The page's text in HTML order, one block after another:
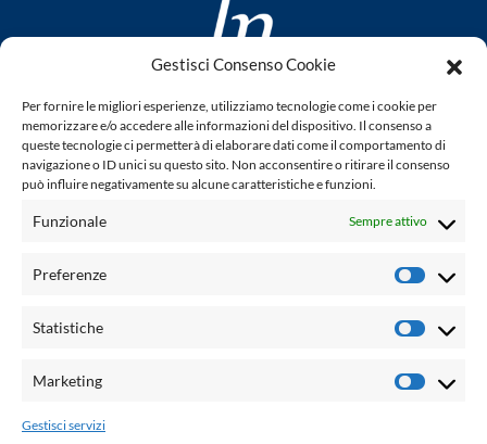
Gestisci Consenso Cookie
Per fornire le migliori esperienze, utilizziamo tecnologie come i cookie per
memorizzare e/o accedere alle informazioni del dispositivo. Il consenso a
queste tecnologie ci permetterà di elaborare dati come il comportamento di
navigazione o ID unici su questo sito. Non acconsentire o ritirare il consenso
può influire negativamente su alcune caratteristiche e funzioni.
Funzionale Sempre attivo
Preferenze
Statistiche
Marketing
Gestisci servizi
www.laletteraturaenoi.it
fondato da Romano Luperini
Questo blog non rappresenta una testata giornalistica in
quanto viene aggiornato senza alcuna periodicità. Non può
legge n° 62 del 7.03.2001. L'autore non è responsabile per
email: